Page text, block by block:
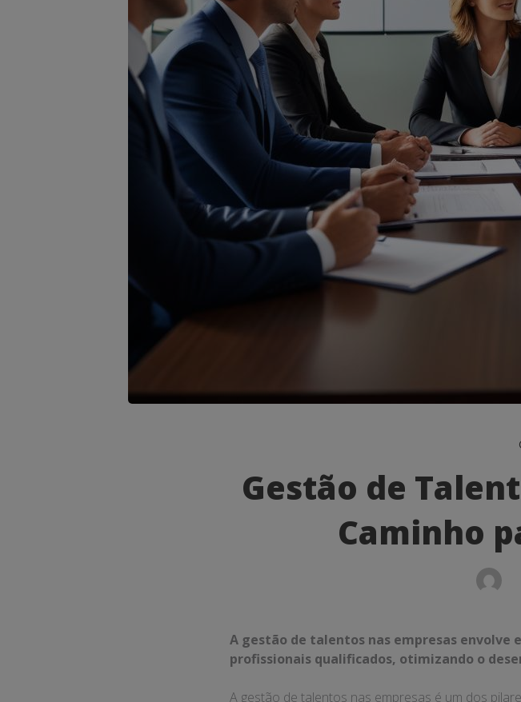
de
Talentos
Caminho
para
o
Gestão de
Caminho
A gestão de talentos nas empresas
profissionais qualificados, otimizando o
A gestão de talentos nas empresas é um dos